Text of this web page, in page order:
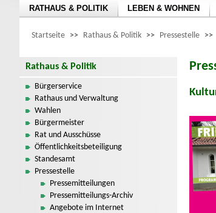
RATHAUS & POLITIK LEBEN & WOHNEN
Startseite >> Rathaus & Politik >> Pressestelle >>
Rathaus & Politik
Bürgerservice
Rathaus und Verwaltung
Wahlen
Bürgermeister
Rat und Ausschüsse
Öffentlichkeitsbeteiligung
Standesamt
Pressestelle
Pressemitteilungen
Pressemitteilungs-Archiv
Angebote im Internet